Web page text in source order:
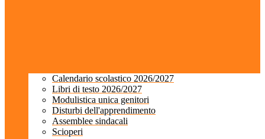
Calendario scolastico 2026/2027
Libri di testo 2026/2027
Modulistica unica genitori
Disturbi dell'apprendimento
Assemblee sindacali
Scioperi